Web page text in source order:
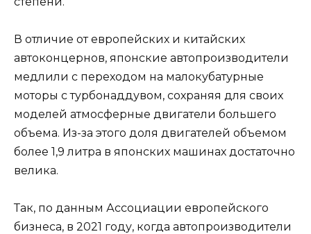
В отличие от европейских и китайских
автоконцернов, японские автопроизводители
медлили с переходом на малокубатурные
моторы с турбонаддувом, сохраняя для своих
моделей атмосферные двигатели большего
объема. Из-за этого доля двигателей объемом
более 1,9 литра в японских машинах достаточно
велика.
Так, по данным Ассоциации европейского
бизнеса, в 2021 году, когда автопроизводители